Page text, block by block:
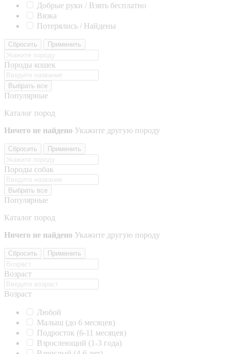
Добрые руки / Взять бесплатно
Вязка
Потерялись / Найдены
Сбросить Применить
Породы кошек
Выбрать все
Популярные
Каталог пород
Ничего не найдено Укажите другую породу
Сбросить Применить
Породы собак
Выбрать все
Популярные
Каталог пород
Ничего не найдено Укажите другую породу
Сбросить Применить
Возраст
Возраст
Любой
Малыш (до 6 месяцев)
Подросток (6-11 месяцев)
Взрослеющий (1-3 года)